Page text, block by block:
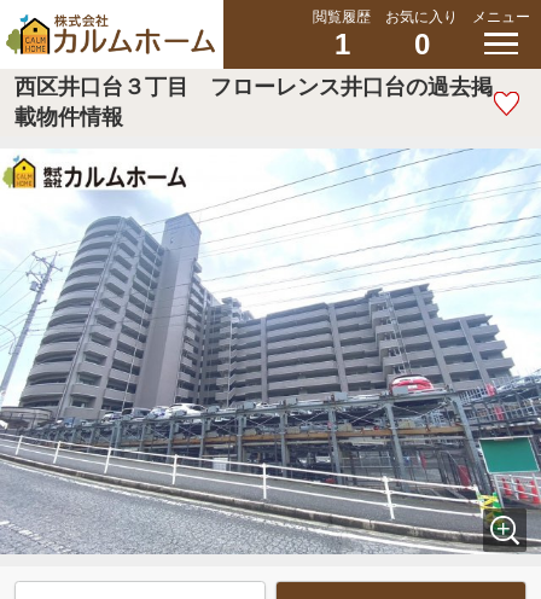
閲覧履歴
1
お気に入り
0
メニュー
西区井口台３丁目 フローレンス井口台の過去掲
載物件情報